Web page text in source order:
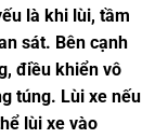
là khi lùi, tầm
sát. Bên cạnh
điều khiển vô
túng. Lùi xe nếu
lùi xe vào